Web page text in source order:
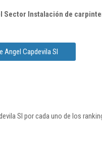
Sector Instalación de
Angel Capdevila Sl
Sl por cada uno de los